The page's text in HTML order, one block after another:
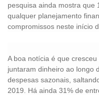
pesquisa ainda mostra que
qualquer planejamento
compromissos neste início
A boa notícia é que
juntaram dinheiro ao longo
despesas sazonais,
2019. Há ainda 31% de